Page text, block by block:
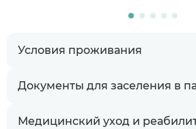
Условия проживания
Документы для заселения в
Медицинский уход и